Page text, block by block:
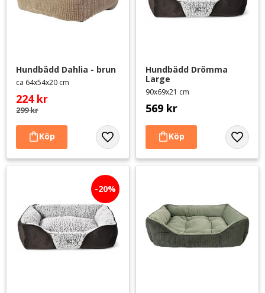
Hundbädd Dahlia - brun
ca 64x54x20 cm
224kr
299kr
Lägg till i favoriter
Hundbädd Drömma
Large
90x69x21 cm
569 kr
Lägg
20%